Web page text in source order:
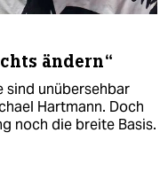
ändern“
sind unübersehbar
Hartmann. Doch
noch die breite Basis.